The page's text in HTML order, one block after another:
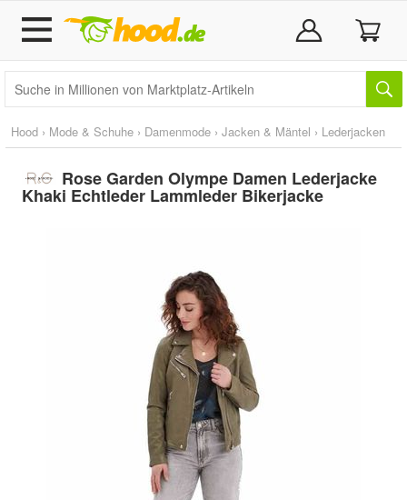
Hood › Mode & Schuhe › Damenmode › Jacken & Mäntel › Lederjacken
Rose Garden Olympe Damen Lederjacke
Khaki Echtleder Lammleder Bikerjacke